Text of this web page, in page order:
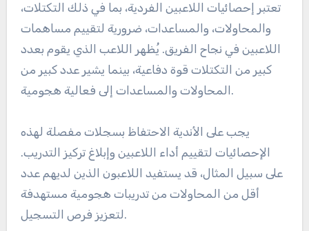
تعتبر إحصائيات اللاعبين الفردية، بما في ذلك التكتلات،
والمحاولات، والمساعدات، ضرورية لتقييم مساهمات
اللاعبين في نجاح الفريق. يُظهر اللاعب الذي يقوم بعدد
كبير من التكتلات قوة دفاعية، بينما يشير عدد كبير من
المحاولات والمساعدات إلى فعالية هجومية.
يجب على الأندية الاحتفاظ بسجلات مفصلة لهذه
الإحصائيات لتقييم أداء اللاعبين وإبلاغ تركيز التدريب.
على سبيل المثال، قد يستفيد اللاعبون الذين لديهم عدد
أقل من المحاولات من تدريبات هجومية مستهدفة
لتعزيز فرص التسجيل.